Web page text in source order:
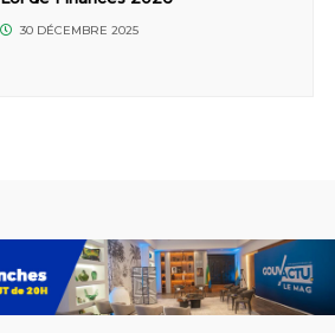
30 DÉCEMBRE 2025